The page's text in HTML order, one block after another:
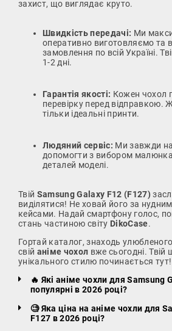
захист, що виглядає круто.
Швидкість передачі: Ми
оперативно виготовляємо та
замовлення по всій Україні.
1-2 дні.
Гарантія якості: Кожен чохол
перевірку перед відправкою.
тільки ідеальні принти.
Людяний сервіс: Ми завжди
допомогти з вибором
деталей моделі.
Твій Samsung Galaxy F12 (F127)
виділятися! Не ховай його за
кейсами. Надай смартфону голос,
стань частиною світу DikoCase.
Гортай каталог, знаходь
свій аніме чохол вже сьогодні. Твій
унікального стилю починається тут!
🔥 Які аніме чохли для Samsung
популярні в 2026 році?
🧐 Яка ціна на аніме чохли для
F127 в 2026 році?